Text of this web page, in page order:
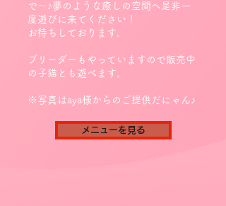
で〜♪夢のような癒しの空間へ是非一
度遊びに来てください！
お待ちしております。
ブリーダーもやっていますので販売中
の子猫とも遊べます。​
※写真はaya様からのご提供​だにゃん♪
メニューを見る